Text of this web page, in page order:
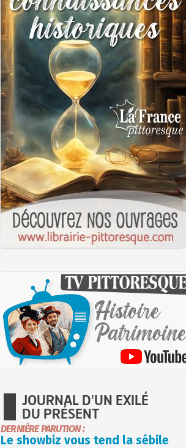
JOURNAL D'UN EXILÉ
DU PRÉSENT
DERNIÈRE PARUTION :
Le showbiz vous tend la sébile